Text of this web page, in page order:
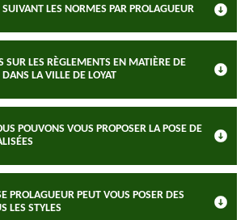
SUIVANT LES NORMES PAR PROLAGUEUR
SUR LES RÈGLEMENTS EN MATIÈRE DE
LA VILLE DE LOYAT
POUVONS VOUS PROPOSER LA POSE DE
PROLAGUEUR PEUT VOUS POSER DES
LES STYLES